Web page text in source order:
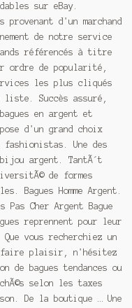
sur eBay.
provenant d'un marchand
de notre service
référencés à titre
ordre de popularité,
les plus cliqués
Succès assuré,
en argent et
d'un grand choix
Une des
argent. TantÃ´t
©de formes
Bagues Homme Argent.
Pas Cher Argent Bague
reprennent pour leur
vous recherchiez un
faire plaisir, n'hésitez
de bagues tendances ou
©s selon les taxes
De la boutique … Une